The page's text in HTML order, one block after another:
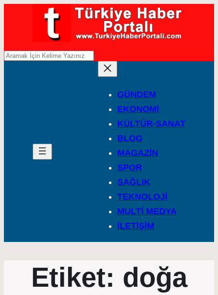
A
GÜNDEM
EKONOMİ
KÜLTÜR-SANAT
BLOG
MAGAZİN
SPOR
SAĞLIK
TEKNOLOJİ
MULTİ MEDYA
İLETİŞİM
Etiket: doğa